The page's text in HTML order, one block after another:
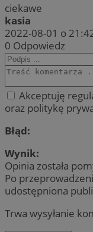
ciekawe
kasia
2022-08-01 o
0 Odpowiedz
Akceptuję
oraz politykę
Błąd:
Wynik:
Opinia została
Po
udostępniona
Trwa wysyłanie